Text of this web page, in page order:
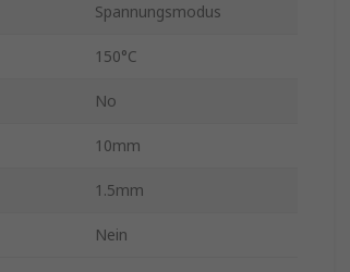
Spannungsmodus
150°C
No
10mm
1.5mm
Nein